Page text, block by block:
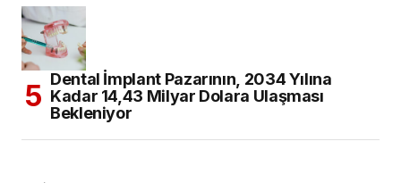
Dental İmplant Pazarının, 2034 Yılına
Kadar 14,43 Milyar Dolara Ulaşması
Bekleniyor